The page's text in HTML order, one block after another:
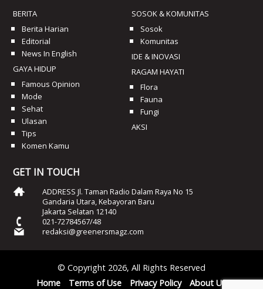
BERITA
Berita Harian
Editorial
News In English
GAYA HIDUP
Famous Opinion
Mode
Sehat
Ulasan
Tips
Komen Kamu
SOSOK & KOMUNITAS
Sosok
Komunitas
IDE & INOVASI
RAGAM HAYATI
Flora
Fauna
Fungi
AKSI
GET IN TOUCH
ADDRESS Jl. Taman Radio Dalam Raya No 15
Gandaria Utara, Kebayoran Baru
Jakarta Selatan 12140
021-72784567/48
redaksi@greenersmagz.com
© Copyright 2026, All Rights Reserved
Home
Terms of Use Privacy Policy About Us